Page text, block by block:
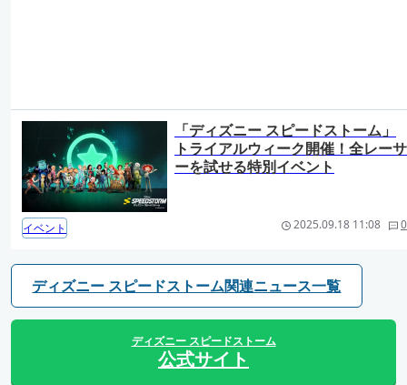
「ディズニー スピードストーム」
トライアルウィーク開催！全レーサ
ーを試せる特別イベント
イベント 2025.09.18 11:08 0
ディズニー スピードストーム関連ニュース一覧
ディズニー スピードストーム
公式サイト